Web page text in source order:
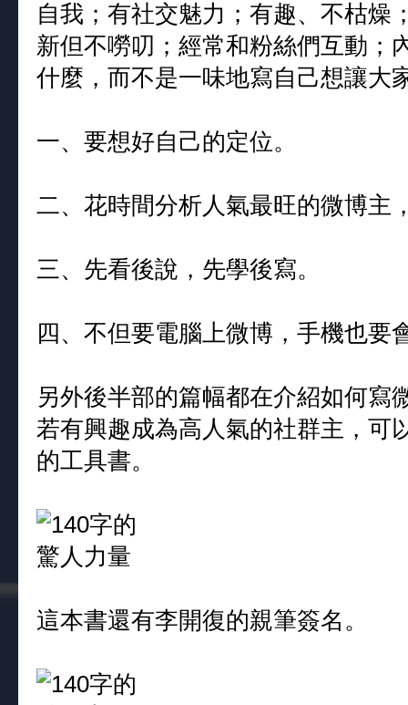
自我；有社交魅力；有趣、不枯燥
新但不嘮叨；經常和粉絲們互動；
什麼，而不是一味地寫自己想讓大
一、要想好自己的定位。
二、花時間分析人氣最旺的微博主
三、先看後說，先學後寫。
四、不但要電腦上微博，手機也要
另外後半部的篇幅都在介紹如何寫
若有興趣成為高人氣的社群主，可
的工具書。
這本書還有李開復的親筆簽名。